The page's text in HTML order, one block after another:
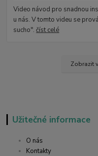
Video návod pro snadnou
u nás. V tomto videu se
sucho".číst celé
Zobrazit
Užitečné informace
O nás
Kontakty